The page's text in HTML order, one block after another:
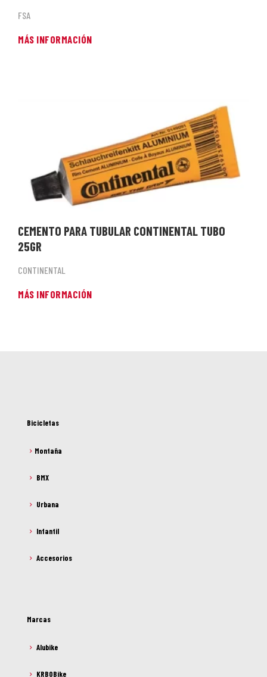
FSA
MÁS INFORMACIÓN
CEMENTO PARA TUBULAR CONTINENTAL TUBO
25GR
CONTINENTAL
MÁS INFORMACIÓN
Bicicletas
Montaña
BMX
Urbana
Infantil
Accesorios
Marcas
Alubike
KRBOBike